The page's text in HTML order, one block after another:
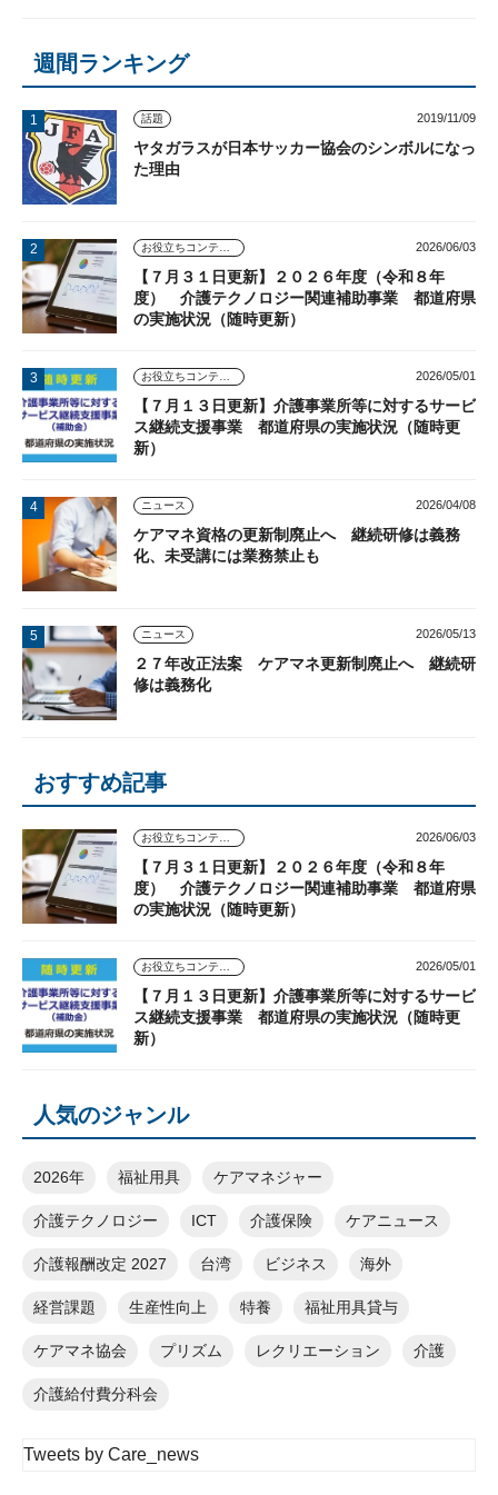
週間ランキング
話題 2019/11/09
ヤタガラスが日本サッカー協会のシンボルになっ
た理由
2026/06/03
【７月３１日更新】２０２６年度（令和８年
度） 介護テクノロジー関連補助事業 都道府県
の実施状況（随時更新）
2026/05/01
【７月１３日更新】介護事業所等に対するサービ
ス継続支援事業 都道府県の実施状況（随時更
新）
ニュース 2026/04/08
ケアマネ資格の更新制廃止へ 継続研修は義務
化、未受講には業務禁止も
ニュース 2026/05/13
２７年改正法案 ケアマネ更新制廃止へ 継続研
修は義務化
おすすめ記事
2026/06/03
【７月３１日更新】２０２６年度（令和８年
度） 介護テクノロジー関連補助事業 都道府県
の実施状況（随時更新）
2026/05/01
【７月１３日更新】介護事業所等に対するサービ
ス継続支援事業 都道府県の実施状況（随時更
新）
人気のジャンル
2026年 福祉用具 ケアマネジャー
介護テクノロジー ICT 介護保険 ケアニュース
介護報酬改定 2027 台湾 ビジネス 海外
経営課題 生産性向上 特養 福祉用具貸与
ケアマネ協会 プリズム レクリエーション 介護
介護給付費分科会
Tweets by Care_news